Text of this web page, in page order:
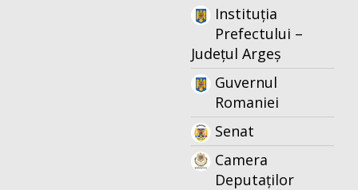
Instituția
Prefectului –
Județul Argeș
Guvernul
Romaniei
Senat
Camera
Deputaților